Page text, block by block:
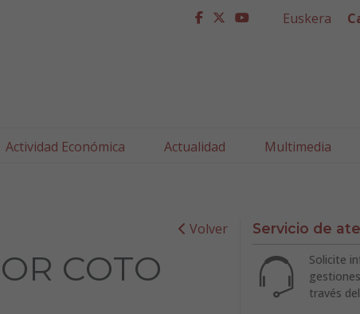
facebook
twitter
youtube
Euskera
Actividad Económica Actualidad Multimedia
Volver
COTO
Servicio de
Solicite
través